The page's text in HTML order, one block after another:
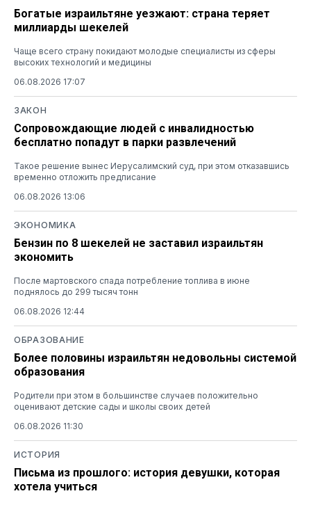
Богатые израильтяне уезжают: страна теряет
миллиарды шекелей
Чаще всего страну покидают молодые специалисты из сферы
высоких технологий и медицины
06.08.2026 17:07
ЗАКОН
Сопровождающие людей с инвалидностью
бесплатно попадут в парки развлечений
Такое решение вынес Иерусалимский суд, при этом отказавшись
временно отложить предписание
06.08.2026 13:06
ЭКОНОМИКА
Бензин по 8 шекелей не заставил израильтян
экономить
После мартовского спада потребление топлива в июне
поднялось до 299 тысяч тонн
06.08.2026 12:44
ОБРАЗОВАНИЕ
Более половины израильтян недовольны системой
образования
Родители при этом в большинстве случаев положительно
оценивают детские сады и школы своих детей
06.08.2026 11:30
ИСТОРИЯ
Письма из прошлого: история девушки, которая
хотела учиться